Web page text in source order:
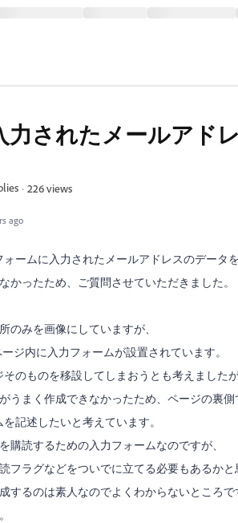
ago
力されたメールアド
226 views
ームに入力されたメールアドレスのデータ
かったため、ご質問させていただきました。
のみを画像にしていますが、
ジ内に入力フォームが設置されています。
のものを移設してしまおうとも考えました
うまく作成できなかったため、ページの裏
記述したいと考えています。
購読するための入力フォームなのですが、
フラグなどをついでに立てる必要もあるかと
するのは素人なのでよくわからないところで